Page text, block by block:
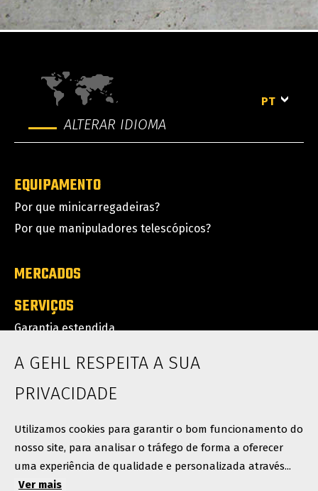
ALTERAR IDIOMA
PT
EQUIPAMENTO
Por que minicarregadeiras?
Por que manipuladores telescópicos?
MERCADOS
SERVIÇOS
Garantia estendida
Peças de reposição
PORTAIS DISTRIBUIDORES
A GEHL RESPEITA A SUA
PRIVACIDADE
Utilizamos cookies para garantir o bom funcionamento do
nosso site, para analisar o tráfego de forma a oferecer
uma experiência de qualidade e personalizada através...
Ver mais